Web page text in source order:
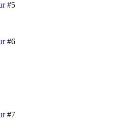
#5
#6
#7